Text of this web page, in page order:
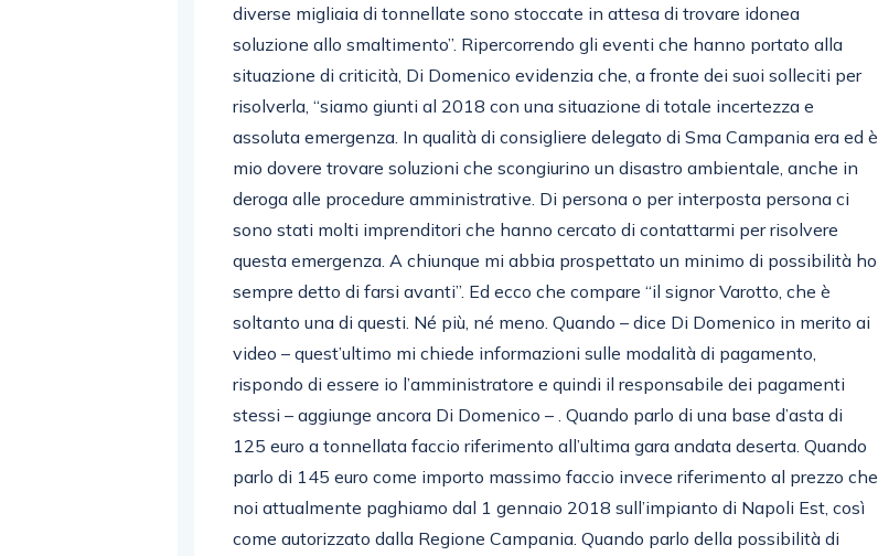
diverse migliaia di tonnellate sono stoccate in attesa di trovare idonea
soluzione allo smaltimento”. Ripercorrendo gli eventi che hanno portato alla
situazione di criticità, Di Domenico evidenzia che, a fronte dei suoi solleciti per
risolverla, “siamo giunti al 2018 con una situazione di totale incertezza e
assoluta emergenza. In qualità di consigliere delegato di Sma Campania era ed è
mio dovere trovare soluzioni che scongiurino un disastro ambientale, anche in
deroga alle procedure amministrative. Di persona o per interposta persona ci
sono stati molti imprenditori che hanno cercato di contattarmi per risolvere
questa emergenza. A chiunque mi abbia prospettato un minimo di possibilità ho
sempre detto di farsi avanti”. Ed ecco che compare “il signor Varotto, che è
soltanto una di questi. Né più, né meno. Quando – dice Di Domenico in merito ai
video – quest’ultimo mi chiede informazioni sulle modalità di pagamento,
rispondo di essere io l’amministratore e quindi il responsabile dei pagamenti
stessi – aggiunge ancora Di Domenico – . Quando parlo di una base d’asta di
125 euro a tonnellata faccio riferimento all’ultima gara andata deserta. Quando
parlo di 145 euro come importo massimo faccio invece riferimento al prezzo che
noi attualmente paghiamo dal 1 gennaio 2018 sull’impianto di Napoli Est, così
come autorizzato dalla Regione Campania. Quando parlo della possibilità di